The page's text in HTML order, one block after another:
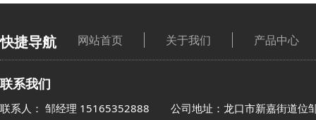
快捷导航 网站首页 关于我们 产品中心
联系我们
联系人： 邹经理 15165352888 公司地址：龙口市新嘉街道位